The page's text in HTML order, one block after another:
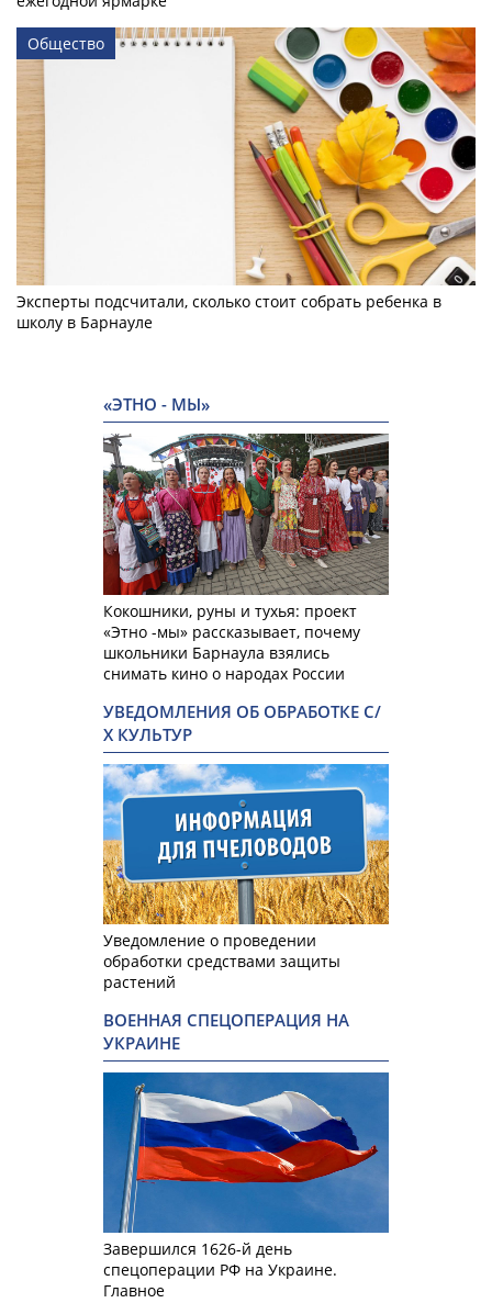
Общество
Эксперты подсчитали, сколько стоит собрать ребенка в
школу в Барнауле
«ЭТНО - МЫ»
Кокошники, руны и тухья: проект
«Этно -мы» рассказывает, почему
школьники Барнаула взялись
снимать кино о народах России
УВЕДОМЛЕНИЯ ОБ ОБРАБОТКЕ С/
Х КУЛЬТУР
Уведомление о проведении
обработки средствами защиты
растений
ВОЕННАЯ СПЕЦОПЕРАЦИЯ НА
УКРАИНЕ
Завершился 1626-й день
спецоперации РФ на Украине.
Главное